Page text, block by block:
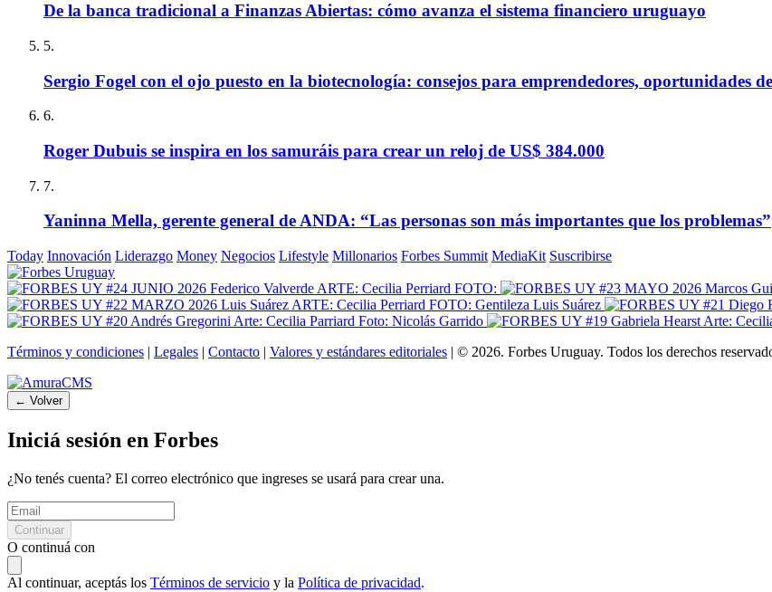
De la banca tradicional a Finanzas Abiertas: cómo avanza el sistema financiero uruguayo
5.
Sergio Fogel con el ojo puesto en la biotecnología: consejos para emprendedores, oportunidades
6.
Roger Dubuis se inspira en los samuráis para crear un reloj de US$ 384.000
7.
Yaninna Mella, gerente general de ANDA: “Las personas son más importantes que los problemas”
Today Innovación Liderazgo Money Negocios Lifestyle Millonarios Forbes Summit MediaKit Suscribirse
Términos y condiciones | Legales | Contacto | Valores y estándares editoriales | © 2026. Forbes Uruguay. Todos los derechos
← Volver
Iniciá sesión en Forbes
¿No tenés cuenta? El correo electrónico que ingreses se usará para crear una.
Continuar
O continuá con
Al continuar, aceptás los Términos de servicio y la Política de privacidad.